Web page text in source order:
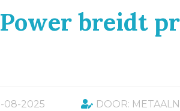
breidt
08-2025 DOOR: